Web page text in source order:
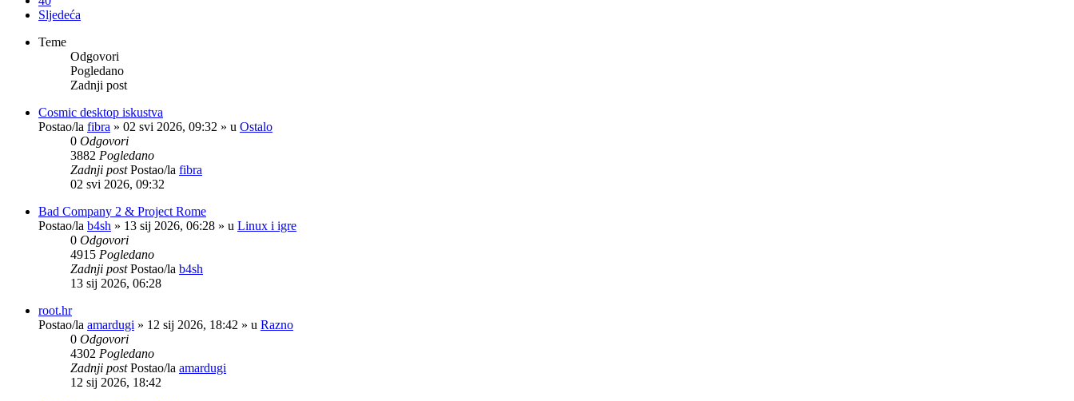
Sljedeća
Teme
Odgovori
Pogledano
Zadnji post
Cosmic desktop iskustva
Postao/la fibra » 02 svi 2026, 09:32 » u Ostalo
0 Odgovori
3882 Pogledano
Zadnji postPostao/la fibra
02 svi 2026, 09:32
Bad Company 2 & Project Rome
Postao/la b4sh » 13 sij 2026, 06:28 » u Linux i igre
0 Odgovori
4915 Pogledano
Zadnji postPostao/la b4sh
13 sij 2026, 06:28
root.hr
Postao/la amardugi » 12 sij 2026, 18:42 » u Razno
0 Odgovori
4302 Pogledano
Zadnji postPostao/la amardugi
12 sij 2026, 18:42